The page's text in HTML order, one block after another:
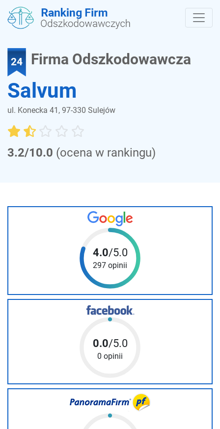
24 Firma Odszkodowawcza
Salvum
ul. Konecka 41, 97-330 Sulejów
3.2/10.0 (ocena w rankingu)
4.0/5.0
297 opinii
0.0/5.0
0 opinii